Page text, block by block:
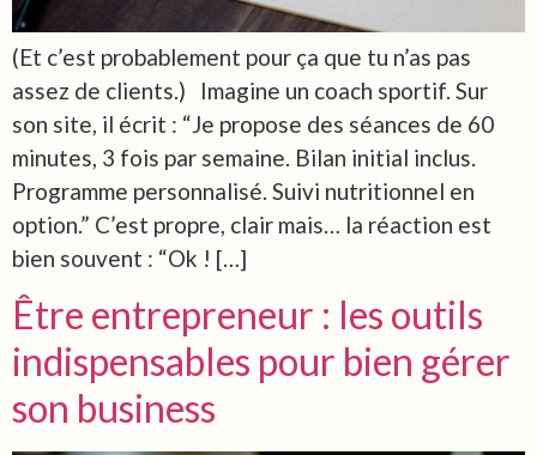
(Et c’est probablement pour ça que tu n’as pas
assez de clients.) Imagine un coach sportif. Sur
son site, il écrit : “Je propose des séances de 60
minutes, 3 fois par semaine. Bilan initial inclus.
Programme personnalisé. Suivi nutritionnel en
option.” C’est propre, clair mais… la réaction est
bien souvent : “Ok ! […]
Être entrepreneur : les outils
indispensables pour bien gérer
son business